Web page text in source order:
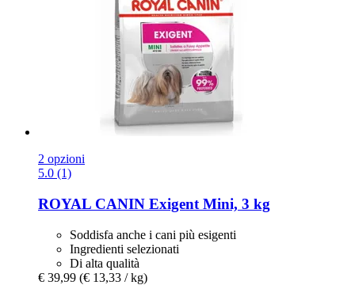
2 opzioni
5.0 (1)
ROYAL CANIN Exigent Mini, 3 kg
Soddisfa anche i cani più esigenti
Ingredienti selezionati
Di alta qualità
€ 39,99 (€ 13,33 / kg)